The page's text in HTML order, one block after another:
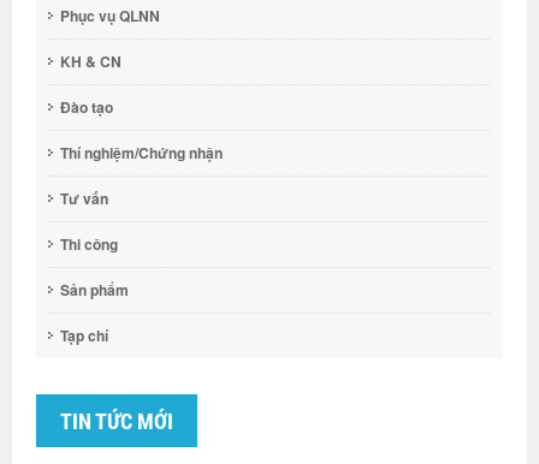
Phục vụ QLNN
KH & CN
Đào tạo
Thí nghiệm/Chứng nhận
Tư vấn
Thi công
Sản phẩm
Tạp chí
TIN TỨC MỚI